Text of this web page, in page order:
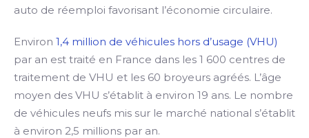
auto de réemploi favorisant l’économie circulaire.
Environ 1,4 million de véhicules hors d’usage (VHU)
par an est traité en France dans les 1 600 centres de
traitement de VHU et les 60 broyeurs agréés. L’âge
moyen des VHU s’établit à environ 19 ans. Le nombre
de véhicules neufs mis sur le marché national s’établit
à environ 2,5 millions par an.